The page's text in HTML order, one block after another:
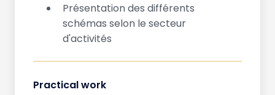
Présentation des différents
schémas selon le secteur
d'activités
Practical work